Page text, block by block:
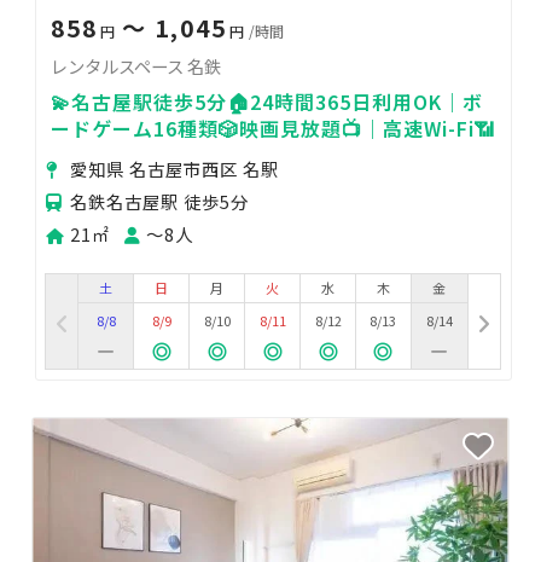
858 円〜 1,045 円 /時間
レンタルスペース 名鉄
💫名古屋駅徒歩5分🏠24時間365日利用OK｜ボ
ードゲーム16種類🎲映画見放題📺｜高速Wi-Fi📶
愛知県 名古屋市西区 名駅
名鉄名古屋駅 徒歩5分
21㎡
〜8人
土
8/8
日
8/9
月
8/10
火
8/11
水
8/12
木
8/13
金
8/14